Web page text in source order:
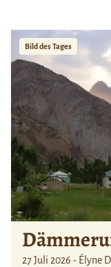
Bild des Tages
27 Juli 2026 - Élyne